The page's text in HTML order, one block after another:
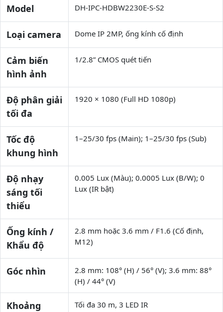
Model DH-IPC-HDBW2230E-S-S2
Loại camera Dome IP 2MP, ống kính cố định
Cảm biến
hình ảnh
1/2.8” CMOS quét tiến
Độ phân giải
tối đa
1920 × 1080 (Full HD 1080p)
Tốc độ
khung hình
1–25/30 fps (Main); 1–25/30 fps (Sub)
Độ nhạy
sáng tối
thiểu
0.005 Lux (Màu); 0.0005 Lux (B/W); 0
Lux (IR bật)
Ống kính /
Khẩu độ
2.8 mm hoặc 3.6 mm / F1.6 (Cố định,
M12)
Góc nhìn
2.8 mm: 108° (H) / 56° (V); 3.6 mm: 88°
(H) / 44° (V)
Khoảng
Tối đa 30 m, 3 LED IR